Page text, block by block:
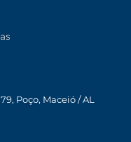
Poço, Maceió / AL